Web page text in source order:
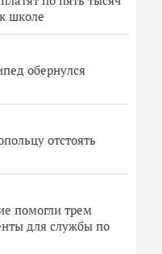
школе
обернулся
отстоять
помогли трем
для службы по